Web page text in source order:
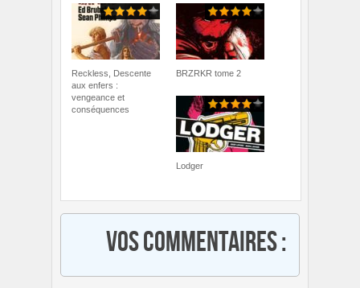
Reckless, Descente
aux enfers :
vengeance et
conséquences
BRZRKR tome 2
Lodger
Vos commentaires :